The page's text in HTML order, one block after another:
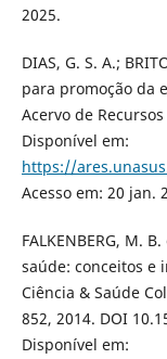
2025.
DIAS, G. S. A.;
para promoção da
Acervo de
Disponível em:
https://
Acesso em: 20 jan.
FALKENBERG, M.
saúde: conceitos e
Ciência & Saúde
852, 2014. DOI
Disponível em: